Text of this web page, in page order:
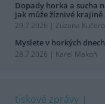
Dopady horka a sucha
jak může žíznivé
29.7.2026 | Zuzana
Myslete v horkých
28.7.2026 | Karel Makoň
tiskové zprávy